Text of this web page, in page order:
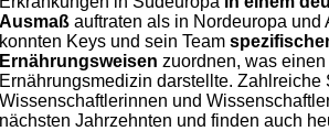
Ausmaß auftraten als in Nordeuropa und
konnten Keys und sein Team
Ernährungsweisen zuordnen, was
Ernährungsmedizin darstellte. Zahlreiche
Wissenschaftlerinnen und
nächsten Jahrzehnten und finden auch